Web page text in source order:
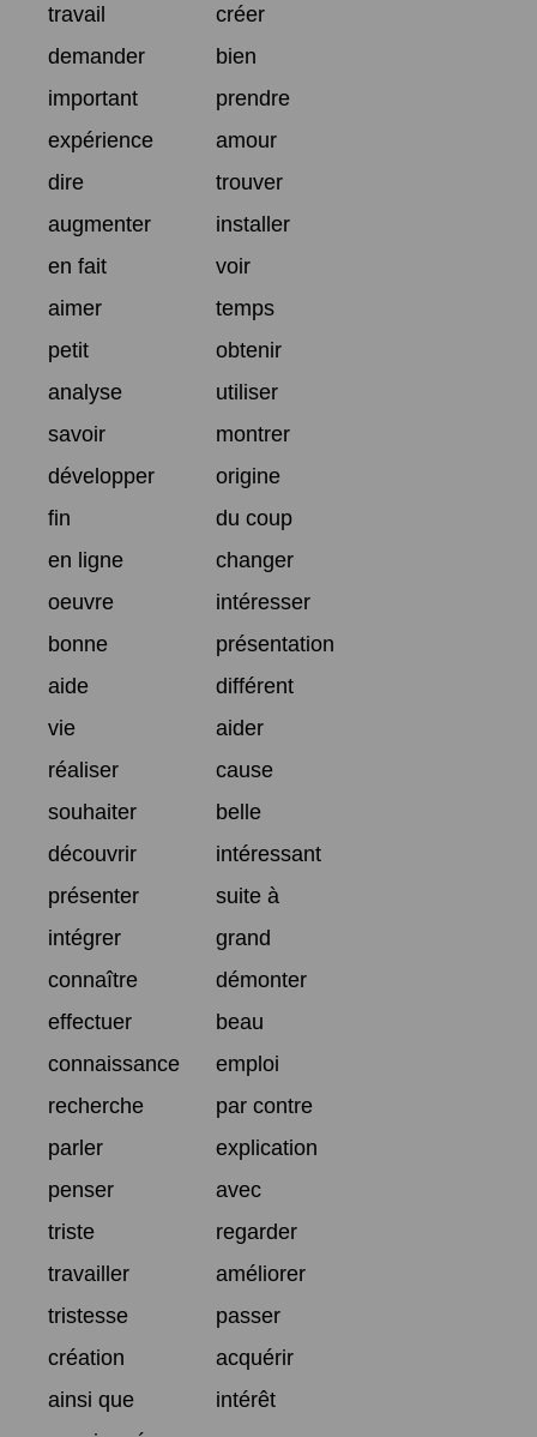
travail
créer
demander
bien
important
prendre
expérience
amour
dire
trouver
augmenter
installer
en fait
voir
aimer
temps
petit
obtenir
analyse
utiliser
savoir
montrer
développer
origine
fin
du coup
en ligne
changer
oeuvre
intéresser
bonne
présentation
aide
différent
vie
aider
réaliser
cause
souhaiter
belle
découvrir
intéressant
présenter
suite à
intégrer
grand
connaître
démonter
effectuer
beau
connaissance
emploi
recherche
par contre
parler
explication
penser
avec
triste
regarder
travailler
améliorer
tristesse
passer
création
acquérir
ainsi que
intérêt